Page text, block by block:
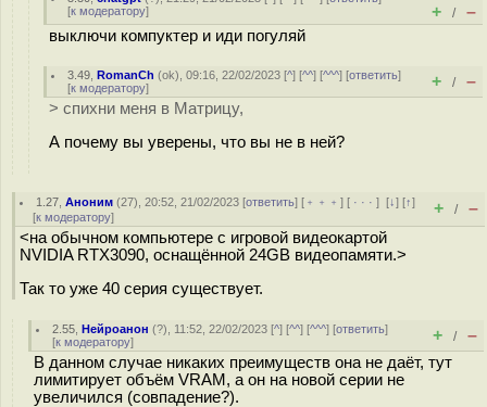
[к модератору] + / –
выключи компуктер и иди погуляй
3.49 ,RomanCh (ok), 09:16, 22/02/2023 [^] [^^] [^^^] [ответить]
[к модератору] + / –
> спихни меня в Матрицу,
А почему вы уверены, что вы не в ней?
1.27 ,Аноним (27), 20:52, 21/02/2023 [ответить] [ ﹢﹢﹢] [ · · ·][↓] [↑]
[к модератору] + / –
<на обычном компьютере с игровой видеокартой
NVIDIA RTX3090, оснащённой 24GB видеопамяти.>
Так то уже 40 серия существует.
2.55 ,Нейроанон (?), 11:52, 22/02/2023 [^] [^^] [^^^] [ответить]
[к модератору] + / –
В данном случае никаких преимуществ она не даёт, тут
лимитирует объём VRAM, а он на новой серии не
увеличился (совпадение?).